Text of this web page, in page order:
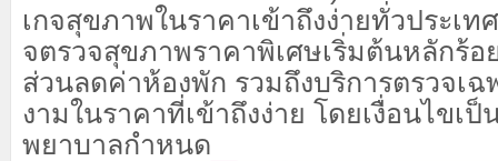
เกจสุขภาพในราคาเข้าถึงง่ายทั่วประเ
จตรวจสุขภาพราคาพิเศษเริ่มต้นหลักร้
ส่วนลดค่าห้องพัก รวมถึงบริการตรวจเ
งามในราคาที่เข้าถึงง่าย โดยเงื่อนไขเ
พยาบาลกำหนด